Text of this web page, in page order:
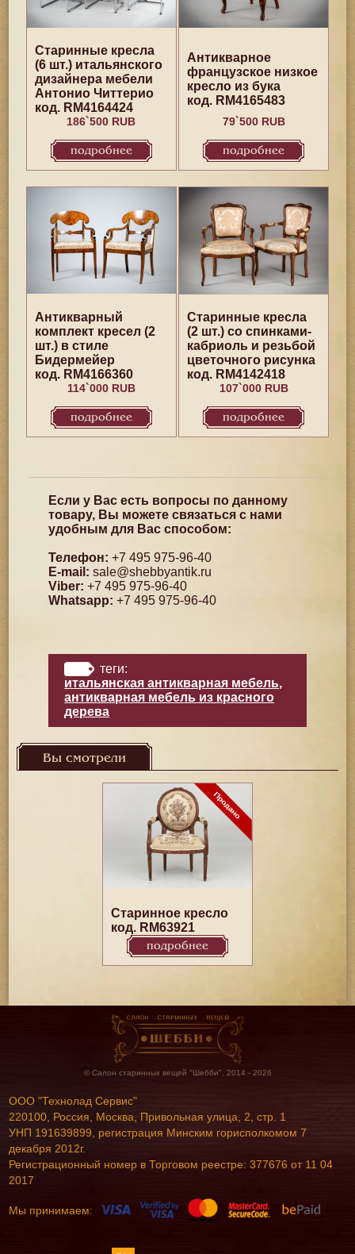
Старинные кресла
(6 шт.) итальянского
дизайнера мебели
Антонио Читтерио
код. RM4164424
186`500 RUB
подробнее
Антикварное
французское низкое
кресло из бука
код. RM4165483
79`500 RUB
подробнее
Антикварный
комплект кресел (2
шт.) в стиле
Бидермейер
код. RM4166360
114`000 RUB
подробнее
Старинные кресла
(2 шт.) со спинками-
кабриоль и резьбой
цветочного рисунка
код. RM4142418
107`000 RUB
подробнее
Если у Вас есть вопросы по данному
товару, Вы можете связаться с нами
удобным для Вас способом:
Телефон: +7 495 975-96-40
E-mail: sale@shebbyantik.ru
Viber: +7 495 975-96-40
Whatsapp: +7 495 975-96-40
теги:
итальянская антикварная мебель,
антикварная мебель из красного
дерева
Вы смотрели
Старинное кресло
код. RM63921
подробнее
© Салон старинных вещей "Шебби", 2014 - 2026
ООО "Технолад Сервис"
220100, Россия, Москва, Привольная улица, 2, стр. 1
УНП 191639899, регистрация Минским горисполкомом 7
декабря 2012г.
Регистрационный номер в Торговом реестре: 377676 от 11 04
2017
Мы принимаем: